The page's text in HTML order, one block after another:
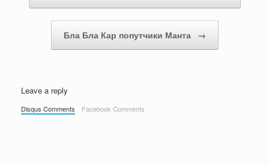
Бла Бла Кар попутчики Манта →
Leave a reply
Disqus Comments Facebook Comments